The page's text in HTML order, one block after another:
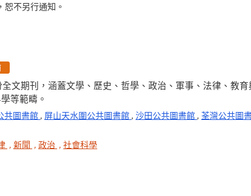
不另行通知。
文期刊，涵蓋文學、歷史、哲學、政治、軍事、法律、教
等範疇。
共圖書館 , 屏山天水圍公共圖書館 , 沙田公共圖書館 , 荃灣公共圖
, 新聞 , 政治 , 社會科學